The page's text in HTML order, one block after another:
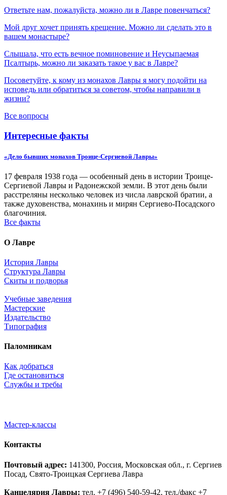
Ответьте нам, пожалуйста, можно ли в Лавре повенчаться?
Мой друг хочет принять крещение. Можно ли сделать это в
вашем монастыре?
Слышала, что есть вечное поминовение и Неусыпаемая
Псалтырь, можно ли заказать такое у вас в Лавре?
Посоветуйте, к кому из монахов Лавры я могу подойти на
исповедь или обратиться за советом, чтобы направили в
жизни?
Все вопросы
Интересные факты
«Дело бывших монахов Троице-Сергиевой Лавры»
17 февраля 1938 года — особенный день в истории Троице-
Сергиевой Лавры и Радонежской земли. В этот день были
расстреляны несколько человек из числа лаврской братии, а
также духовенства, монахинь и мирян Сергиево-Посадского
благочиния.
Все факты
О Лавре
История Лавры
Структура Лавры
Скиты и подворья
Учебные заведения
Мастерские
Издательство
Типография
Паломникам
Как добраться
Где остановиться
Службы и требы
Мастер-классы
Контакты
Почтовый адрес: 141300, Россия, Московская обл., г. Сергиев
Посад, Свято-Троицкая Сергиева Лавра
Канцелярия Лавры: тел. +7 (496) 540-59-42, тел./факс +7